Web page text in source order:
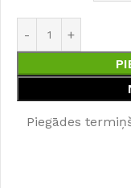
Piegādes